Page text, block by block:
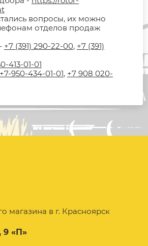
вопросы, их можно
отделов продаж
+7 (391) 290-22-00, +7 (391)
413-01-01
+7-950-434-01-01, +7 908 020-
магазина в г. Красноярск
9 «П»